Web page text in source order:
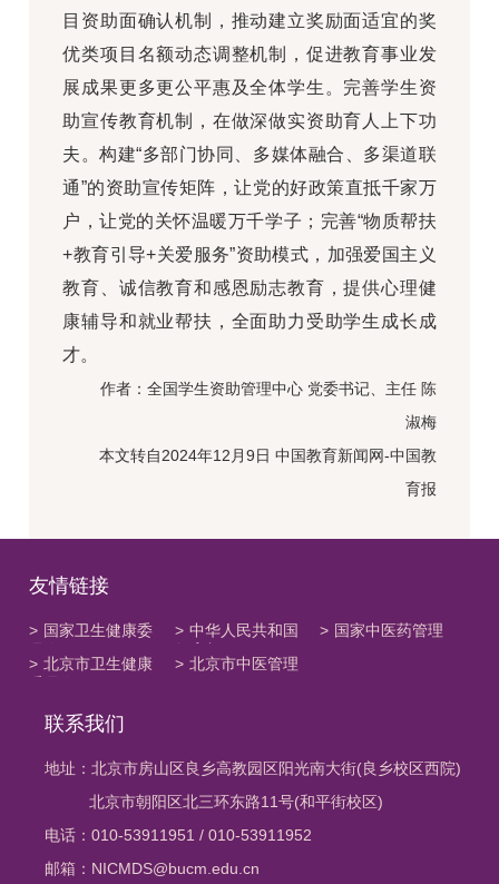
目资助面确认机制，推动建立奖励面适宜的奖
优类项目名额动态调整机制，促进教育事业发
展成果更多更公平惠及全体学生。完善学生资
助宣传教育机制，在做深做实资助育人上下功
夫。构建“多部门协同、多媒体融合、多渠道联
通”的资助宣传矩阵，让党的好政策直抵千家万
户，让党的关怀温暖万千学子；完善“物质帮扶
+教育引导+关爱服务”资助模式，加强爱国主义
教育、诚信教育和感恩励志教育，提供心理健
康辅导和就业帮扶，全面助力受助学生成长成
才。
作者：全国学生资助管理中心 党委书记、主任 陈
淑梅
本文转自2024年12月9日 中国教育新闻网-中国教
育报
友情链接
> 国家卫生健康委
> 中华人民共和国
> 国家中医药管理
> 北京市卫生健康
> 北京市中医管理
联系我们
地址：北京市房山区良乡高教园区阳光南大街(良乡校区西院)
北京市朝阳区北三环东路11号(和平街校区)
电话：010-53911951 / 010-53911952
邮箱：NICMDS@bucm.edu.cn